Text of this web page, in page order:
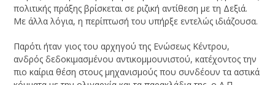
πολιτικής πράξης βρίσκεται σε ριζική αντίθεση με τη Δεξιά.
Με άλλα λόγια, η περίπτωσή του υπήρξε εντελώς ιδιάζουσα.
Παρότι ήταν γιος του αρχηγού της Ενώσεως Κέντρου,
ανδρός δεδοκιμασμένου αντικομμουνιστού, κατέχοντος την
πιο καίρια θέση στους μηχανισμούς που συνδέουν τα αστικά